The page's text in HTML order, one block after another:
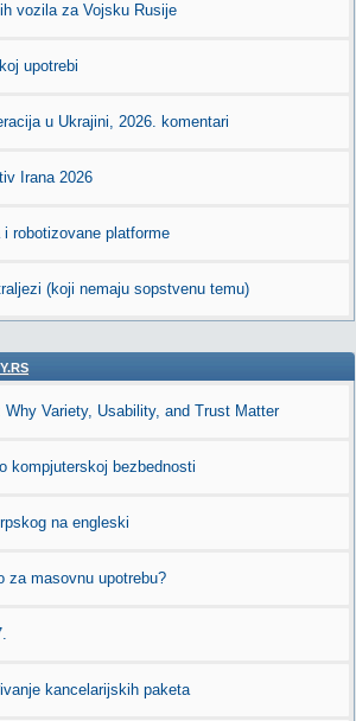
vozila za Vojsku Rusije
upotrebi
u Ukrajini, 2026. komentari
Irana 2026
robotizovane platforme
(koji nemaju sopstvenu temu)
Why Variety, Usability, and Trust Matter
kompjuterskoj bezbednosti
na engleski
za masovnu upotrebu?
kancelarijskih paketa